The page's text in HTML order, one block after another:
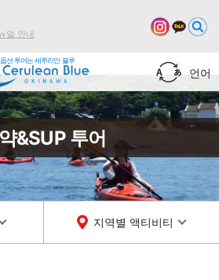
얼 안내
션 투어는 세루리안 블루
언어
지역별 액티비티
&SUP 투어